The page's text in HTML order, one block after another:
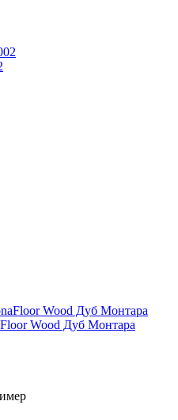
Wood Дуб Монтара